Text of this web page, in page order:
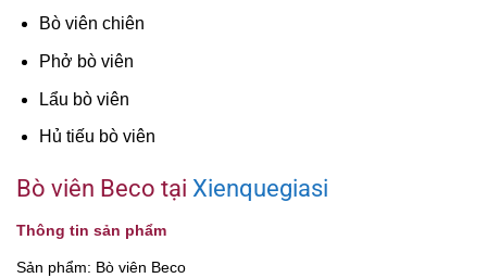
Bò viên chiên
Phở bò viên
Lẩu bò viên
Hủ tiếu bò viên
Bò viên Beco tại Xienquegiasi
Thông tin sản phẩm
Sản phẩm: Bò viên Beco